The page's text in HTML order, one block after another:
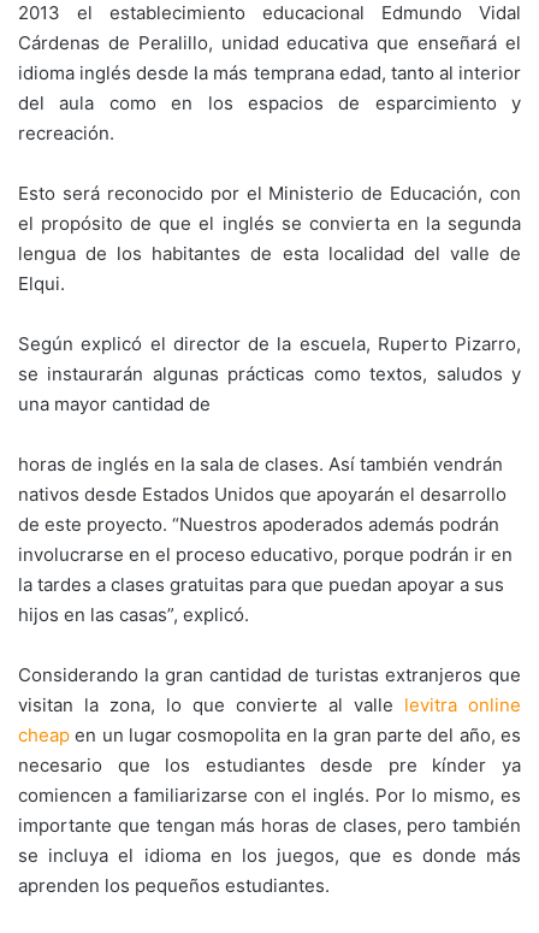
2013 el establecimiento educacional Edmundo Vidal
Cárdenas de Peralillo, unidad educativa que enseñará el
idioma inglés desde la más temprana edad, tanto al interior
del aula como en los espacios de esparcimiento y
recreación.
Esto será reconocido por el Ministerio de Educación, con
el propósito de que el inglés se convierta en la segunda
lengua de los habitantes de esta localidad del valle de
Elqui.
Según explicó el director de la escuela, Ruperto Pizarro,
se instaurarán algunas prácticas como textos, saludos y
una mayor cantidad de
horas de inglés en la sala de clases. Así también vendrán
nativos desde Estados Unidos que apoyarán el desarrollo
de este proyecto. “Nuestros apoderados además podrán
involucrarse en el proceso educativo, porque podrán ir en
la tardes a clases gratuitas para que puedan apoyar a sus
hijos en las casas”, explicó.
Considerando la gran cantidad de turistas extranjeros que
visitan la zona, lo que convierte al valle levitra online
cheap en un lugar cosmopolita en la gran parte del año, es
necesario que los estudiantes desde pre kínder ya
comiencen a familiarizarse con el inglés. Por lo mismo, es
importante que tengan más horas de clases, pero también
se incluya el idioma en los juegos, que es donde más
aprenden los pequeños estudiantes.